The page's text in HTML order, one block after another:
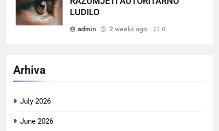
LUDILO
admin
2 weeks ago 0
Arhiva
July 2026
June 2026